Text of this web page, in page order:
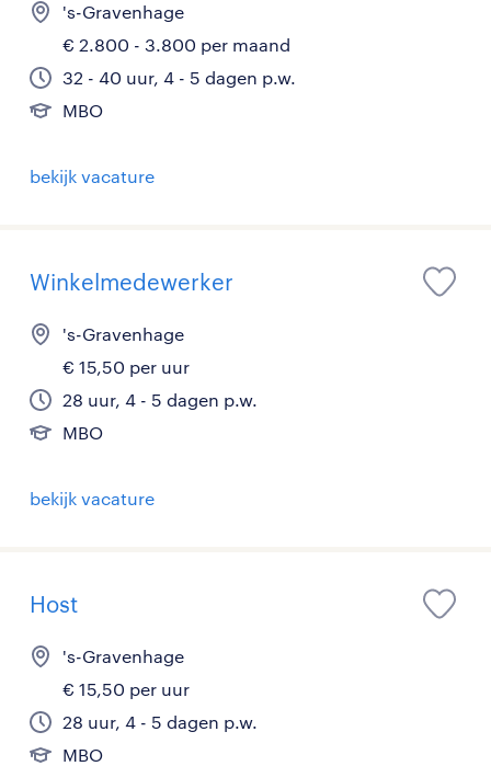
's-Gravenhage
€ 2.800 - 3.800 per maand
32 - 40 uur, 4 - 5 dagen p.w.
MBO
bekijk vacature
Winkelmedewerker
's-Gravenhage
€ 15,50 per uur
28 uur, 4 - 5 dagen p.w.
MBO
bekijk vacature
Host
's-Gravenhage
€ 15,50 per uur
28 uur, 4 - 5 dagen p.w.
MBO